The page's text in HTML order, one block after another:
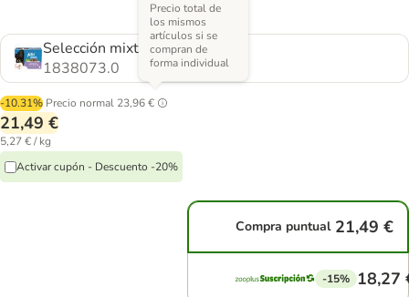
Selección mixta
1838073.0
-10.31% Precio normal 23,96 €
Precio total de
los mismos
artículos si se
compran de
forma individual
21,49 €
5,27 € / kg
Activar cupón - Descuento -20%
Compra puntual 21,49 €
-15% 18,27